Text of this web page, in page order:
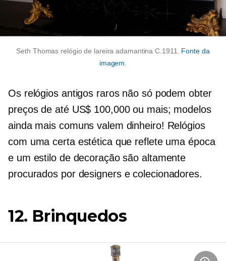
Seth Thomas relógio de lareira adamantina C.1911. Fonte da
imagem
Os relógios antigos raros não só podem obter
preços de até US$ 100,000 ou mais; modelos
ainda mais comuns valem dinheiro! Relógios
com uma certa estética que reflete uma época
e um estilo de decoração são altamente
procurados por designers e colecionadores.
12. Brinquedos